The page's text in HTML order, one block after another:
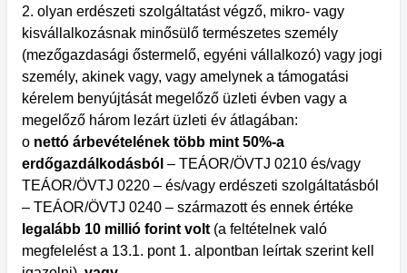
2. olyan erdészeti szolgáltatást végző, mikro- vagy
kisvállalkozásnak minősülő természetes személy
(mezőgazdasági őstermelő, egyéni vállalkozó) vagy jogi
személy, akinek vagy, vagy amelynek a támogatási
kérelem benyújtását megelőző üzleti évben vagy a
megelőző három lezárt üzleti év átlagában:
o nettó árbevételének több mint 50%-a
erdőgazdálkodásból – TEÁOR/ÖVTJ 0210 és/vagy
TEÁOR/ÖVTJ 0220 – és/vagy erdészeti szolgáltatásból
– TEÁOR/ÖVTJ 0240 – származott és ennek értéke
legalább 10 millió forint volt (a feltételnek való
megfelelést a 13.1. pont 1. alpontban leírtak szerint kell